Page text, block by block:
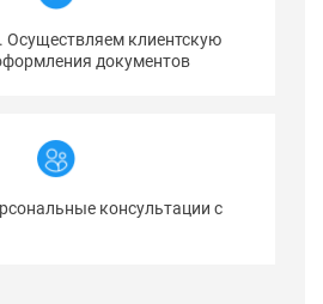
Осуществляем клиентскую
документов
консультации с